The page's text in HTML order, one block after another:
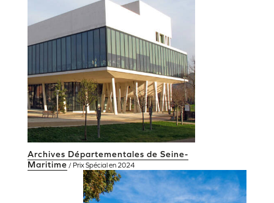
Archives Départementales de Seine-
Maritime / Prix Spécial en 2024